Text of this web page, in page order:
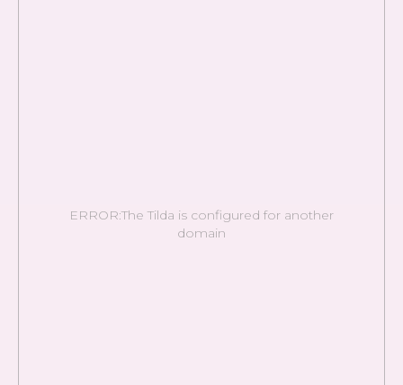
ERROR:The Tilda is configured for another
domain